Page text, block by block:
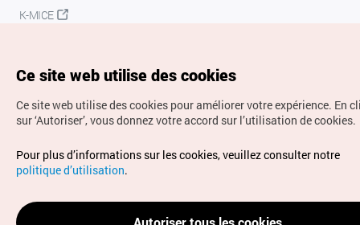
K-MICE
Droits d’auteur (c) Office National du Tourisme en Corée.
Tous droits réservés.
Pour les rapports d'erreurs et demandes de renseignements,
adressez vos demandes à
info.ontc@gmail.com
Ce site web utilise des cookies
Ce site web utilise des cookies pour améliorer votre expérience. En
sur ‘Autoriser’, vous donnez votre accord sur l’utilisation de cookies.
Pour plus d’informations sur les cookies, veuillez consulter notre
politique d’utilisation.